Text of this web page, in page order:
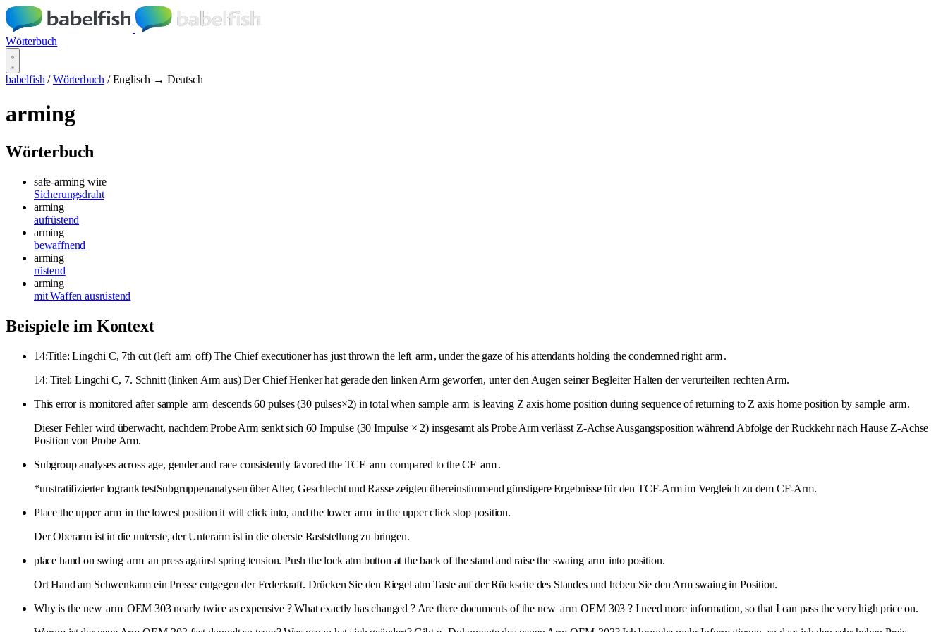
Wörterbuch
babelfish / Wörterbuch / Englisch → Deutsch
arming
Wörterbuch
safe-arming wire
Sicherungsdraht
arming
aufrüstend
arming
bewaffnend
arming
rüstend
arming
mit Waffen ausrüstend
Beispiele im Kontext
14:Title: Lingchi C, 7th cut (left arm off) The Chief executioner has just thrown the left arm , under the gaze of his attendants holding the condemned right arm.
14: Titel: Lingchi C, 7. Schnitt (linken Arm aus) Der Chief Henker hat gerade den linken Arm geworfen, unter den Augen seiner Begleiter Halten der verurteilten rechten Arm.
This error is monitored after sample arm descends 60 pulses (30 pulses×2) in total when sample arm is leaving Z axis home position during sequence of returning to Z axis home position by sample arm.
Dieser Fehler wird überwacht, nachdem Probe Arm senkt sich 60 Impulse (30 Impulse × 2) insgesamt als Probe Arm verlässt Z-Achse Ausgangsposition während Abfolge der Rückkehr nach Hause Z-Achse
Position von Probe Arm.
Subgroup analyses across age, gender and race consistently favored the TCF arm compared to the CF arm.
*unstratifizierter logrank testSubgruppenanalysen über Alter, Geschlecht und Rasse zeigten übereinstimmend günstigere Ergebnisse für den TCF-Arm im Vergleich zu dem CF-Arm.
Place the upper arm in the lowest position it will click into, and the lower arm in the upper click stop position.
Der Oberarm ist in die unterste, der Unterarm ist in die oberste Raststellung zu bringen.
place hand on swing arm an press against spring tension. Push the lock atm button at the back of the stand and raise the swaing arm into position.
Ort Hand am Schwenkarm ein Presse entgegen der Federkraft. Drücken Sie den Riegel atm Taste auf der Rückseite des Standes und heben Sie den Arm swaing in Position.
Why is the new arm OEM 303 nearly twice as expensive ? What exactly has changed ? Are there documents of the new arm OEM 303 ? I need more information, so that I can pass the very high price on.